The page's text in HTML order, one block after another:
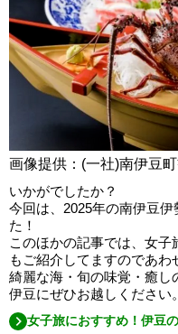
画像提供：(一社)南伊豆
いかがでしたか？
今回は、2025年の南伊豆
た！
このほかの記事では、女
もご紹介してますのであわ
綺麗な海・旬の味覚・癒し
伊豆にぜひお越しください。
女子旅におすすめ！伊豆